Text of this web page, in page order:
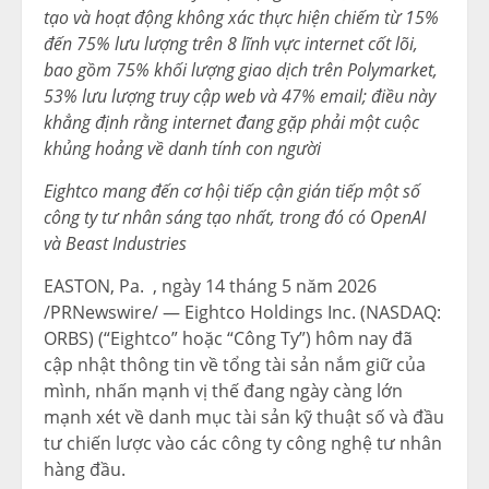
tạo và hoạt động không xác thực hiện chiếm từ 15%
đến 75% lưu lượng trên 8 lĩnh vực internet cốt lõi,
bao gồm 75% khối lượng giao dịch trên Polymarket,
53% lưu lượng truy cập web và 47% email; điều này
khẳng định rằng internet đang gặp phải một cuộc
khủng hoảng về danh tính con người
Eightco mang đến cơ hội tiếp cận gián tiếp một số
công ty tư nhân sáng tạo nhất, trong đó có OpenAI
và Beast Industries
EASTON, Pa. , ngày 14 tháng 5 năm 2026
/PRNewswire/ — Eightco Holdings Inc. (NASDAQ:
ORBS) (“Eightco” hoặc “Công Ty”) hôm nay đã
cập nhật thông tin về tổng tài sản nắm giữ của
mình, nhấn mạnh vị thế đang ngày càng lớn
mạnh xét về danh mục tài sản kỹ thuật số và đầu
tư chiến lược vào các công ty công nghệ tư nhân
hàng đầu.